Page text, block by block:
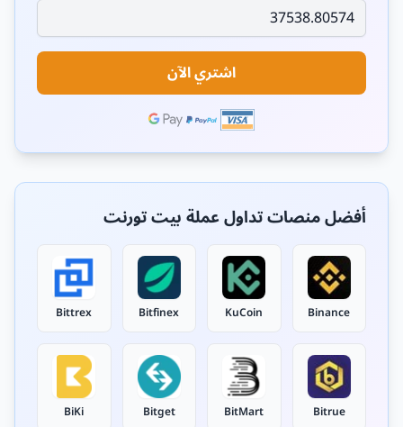
اشتري الآن
أفضل منصات تداول عملة بيت تورنت
Binance
KuCoin
Bitfinex
Bittrex
Bitrue
BitMart
Bitget
BiKi